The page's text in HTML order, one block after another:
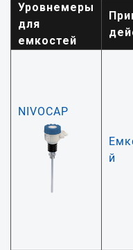
Уровнемеры
для
емкостей
NIVOCAP
й